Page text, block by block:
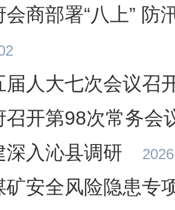
会商部署“八上” 防
届人大七次会议召
召开第98次常务会
深入沁县调研
矿安全风险隐患专